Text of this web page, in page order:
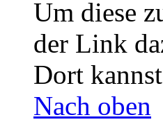
Um diese
der Link
Dort
Nach oben